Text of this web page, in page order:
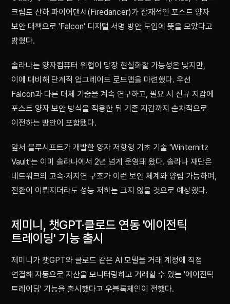
크립토 산하 파이어댄서(Firedancer)가 잠재적인 포스트 양자
보안 대책으로 'Falcon' 디지털 서명 방안 도입에 뜻을 모았다고
밝혔다.
솔라나는 양자컴퓨터 위협이 당장 현실화할 가능성은 낮지만,
이에 대비해 단계적 업그레이드 로드맵을 마련했다. 우선
Falcon과 다른 대체 기술을 계속 연구하고, 필요 시 신규 지갑에
포스트 양자 보안 방식을 적용한 뒤 기존 지갑까지 순차적으로
이전하는 방안이 포함됐다.
앞서 블루시프트가 개발한 양자 저항형 기초 기술 'Winternitz
Vault'는 이미 솔라나에서 2년 넘게 운영돼 왔다. 솔라나 재단은
네트워크의 고속·저지연 구조가 이런 보안 체계와 양립 가능하며,
전환이 이뤄지더라도 성능 저하는 크지 않을 것으로 예상했다.
제미니, 챗GPT·클로드 연동 '에이전틱
트레이딩' 기능 출시
제미니가 챗GPT와 클로드 같은 AI 모델을 거래 계정에 직접
연결해 자동으로 자산을 모니터링하고 거래할 수 있는 '에이전틱
트레이딩' 기능을 출시했다고 우블록체인이 전했다.